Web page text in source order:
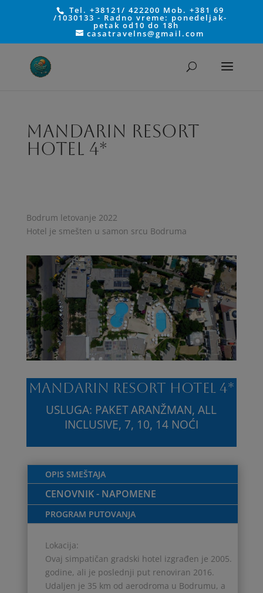
Tel. +38121/ 422200 Mob. +381 69
/1030133 - Radno vreme: ponedeljak-
petak od10 do 18h
casatravelns@gmail.com
MANDARIN RESORT
HOTEL 4*
Bodrum letovanje 2022
Hotel je smešten u samon srcu Bodruma
MANDARIN RESORT HOTEL 4*
USLUGA: PAKET ARANŽMAN, ALL
INCLUSIVE, 7, 10, 14 NOĆI
OPIS SMEŠTAJA
CENOVNIK - NAPOMENE
PROGRAM PUTOVANJA
Lokacija:
Ovaj simpatičan gradski hotel izgrađen je 2005.
godine, ali je poslednji put renoviran 2016.
Udaljen je 35 km od aerodroma u Bodrumu, a